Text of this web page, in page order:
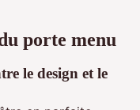
porte menu
le design et le